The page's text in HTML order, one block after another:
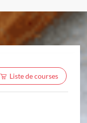
Liste de courses